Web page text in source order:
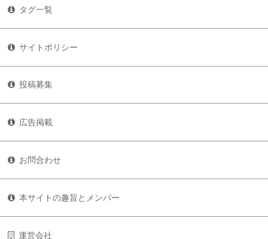
タグ一覧
サイトポリシー
投稿募集
広告掲載
お問合わせ
本サイトの趣旨とメンバー
運営会社